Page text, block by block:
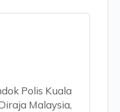
Polis Kuala
Malaysia,